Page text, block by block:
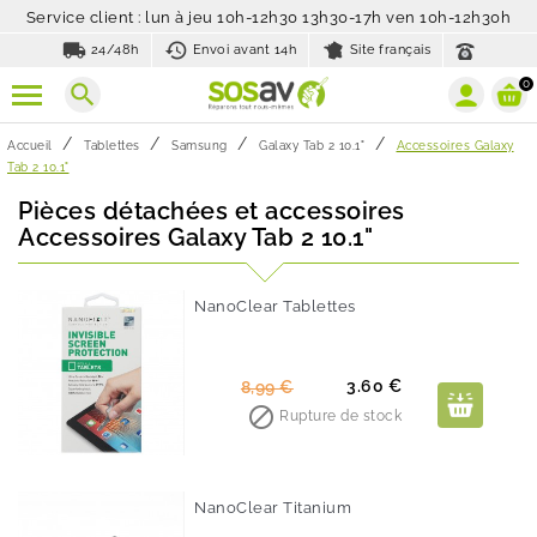
Service client : lun à jeu 10h-12h30 13h30-17h ven 10h-12h30h
local_shipping 24/48h history_toggle_off
Envoi avant 14h Site français
search 0
Accueil Tablettes Samsung Galaxy Tab 2 10.1"
Accessoires Galaxy
Tab 2 10.1"
Pièces détachées et accessoires
Accessoires Galaxy Tab 2 10.1"
NanoClear Tablettes
Prix
de
8,99 €Prix 3.60 €
 Rupture de stock
NanoClear Titanium